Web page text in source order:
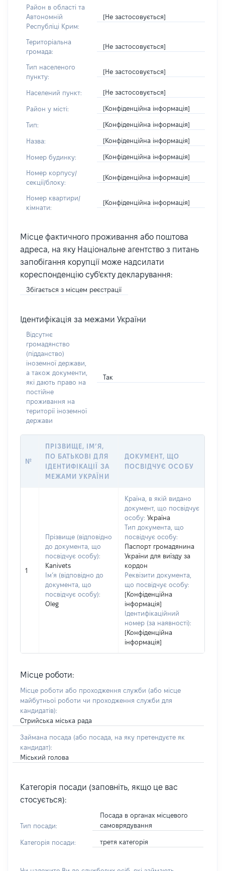
Район в області та
Автономній
Республіці Крим:
[Не застосовується]
Територіальна
громада:
[Не застосовується]
Тип населеного
пункту:
[Не застосовується]
Населений пункт: [Не застосовується]
Район у місті: [Конфіденційна інформація]
Тип: [Конфіденційна інформація]
Назва: [Конфіденційна інформація]
Номер будинку: [Конфіденційна інформація]
Номер корпусу/
секції/блоку:
[Конфіденційна інформація]
Номер квартири/
кімнати:
[Конфіденційна інформація]
Місце фактичного проживання або поштова
адреса, на яку Національне агентство з питань
запобігання корупції може надсилати
кореспонденцію суб'єкту декларування:
Збігається з місцем реєстрації
Ідентифікація за межами України
Відсутнє
громадянство
(підданство)
іноземної держави,
а також документи,
які дають право на
постійне
проживання на
території іноземної
держави
Так
№
ПРІЗВИЩЕ, ІМ’Я,
ПО БАТЬКОВІ ДЛЯ
ІДЕНТИФІКАЦІЇ ЗА
МЕЖАМИ УКРАЇНИ
ДОКУМЕНТ, ЩО
ПОСВІДЧУЄ ОСОБУ
1
Прізвище (відповідно
до документа, що
посвідчує особу):
Kanivets
Ім’я (відповідно до
документа, що
посвідчує особу):
Oleg
Країна, в якій видано
документ, що посвідчує
особу: Україна
Тип документа, що
посвідчує особу:
Паспорт громадянина
України для виїзду за
кордон
Реквізити документа,
що посвідчує особу:
[Конфіденційна
інформація]
Ідентифікаційний
номер (за наявності):
[Конфіденційна
інформація]
Місце роботи:
Місце роботи або проходження служби (або місце
майбутньої роботи чи проходження служби для
кандидатів):
Стрийська міська рада
Займана посада (або посада, на яку претендуєте як
кандидат):
Міський голова
Категорія посади (заповніть, якщо це вас
стосується):
Тип посади:
Посада в органах місцевого
самоврядування
Категорія посади: третя категорія